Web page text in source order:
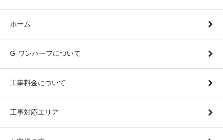
ホーム
G-ワンハーフについて
工事料金について
工事対応エリア